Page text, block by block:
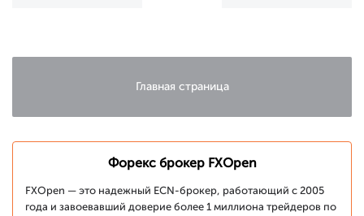
Главная страница
Форекс брокер FXOpen
FXOpen — это надежный ECN-брокер, работающий с 2005
года и завоевавший доверие более 1 миллиона трейдеров по